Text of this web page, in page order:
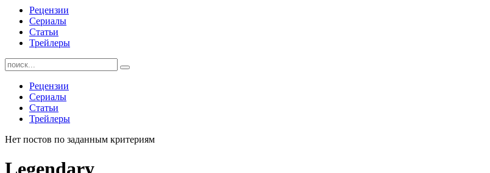
Рецензии
Сериалы
Статьи
Трейлеры
Найти:
Рецензии
Сериалы
Статьи
Трейлеры
Нет постов по заданным критериям